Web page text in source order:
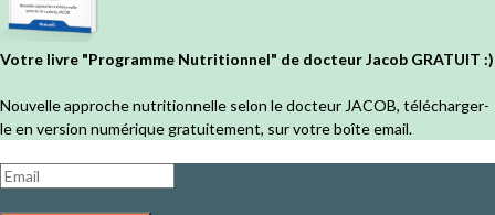
Votre livre "Programme Nutritionnel" de docteur Jacob GRATUIT :)
Nouvelle approche nutritionnelle selon le docteur JACOB, télécharger-
le en version numérique gratuitement, sur votre boîte email.